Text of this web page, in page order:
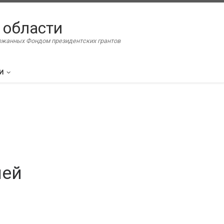
Фондом президентских грантов